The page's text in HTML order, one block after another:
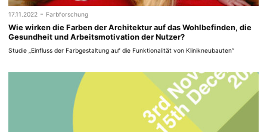
17.11.2022 - Farbforschung
Wie wirken die Farben der Architektur auf das Wohlbefinden, die
Gesundheit und Arbeitsmotivation der Nutzer?
Studie „Einfluss der Farbgestaltung auf die Funktionalität von Klinikneubauten“